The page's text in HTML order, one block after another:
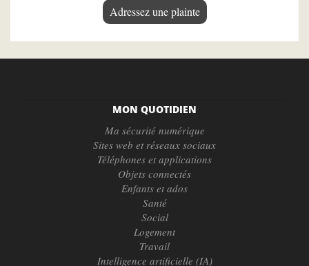
Adressez une plainte
MON QUOTIDIEN
Ma sécurité numérique
Sites web et réseaux sociaux
Téléphones et applications
Objets connectés
Enfants et ados
Santé
Social
Logement
Travail
Intelligence artificielle (IA)